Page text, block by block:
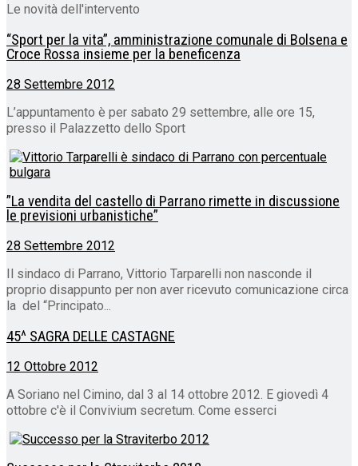
Le novità dell'intervento
“Sport per la vita”, amministrazione comunale di Bolsena e
Croce Rossa insieme per la beneficenza
28 Settembre 2012
L’appuntamento è per sabato 29 settembre, alle ore 15,
presso il Palazzetto dello Sport
”La vendita del castello di Parrano rimette in discussione
le previsioni urbanistiche”
28 Settembre 2012
Il sindaco di Parrano, Vittorio Tarparelli non nasconde il
proprio disappunto per non aver ricevuto comunicazione circa
la del “Principato...
45^ SAGRA DELLE CASTAGNE
12 Ottobre 2012
A Soriano nel Cimino, dal 3 al 14 ottobre 2012. E giovedì 4
ottobre c'è il Convivium secretum. Come esserci